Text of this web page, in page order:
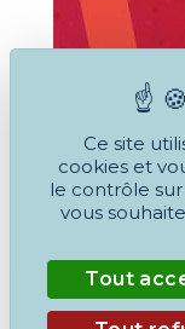
Ce site
cookies et
le contrôle
vous
Tout